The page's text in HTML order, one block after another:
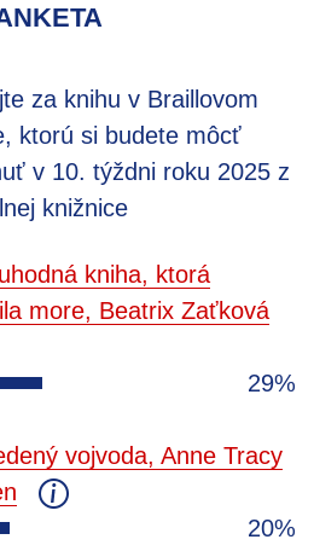
za knihu v Braillovom
ktorú si budete môcť
v 10. týždni roku 2025 z
knižnice
kniha, ktorá
more, Beatrix Zaťková
29%
vojvoda, Anne Tracy
20%